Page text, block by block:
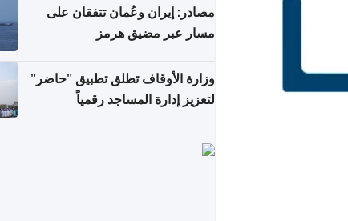
مصادر: إيران وعُمان تتفقان على
مسار عبر مضيق هرمز
وزارة الأوقاف تطلق تطبيق "حاضر"
لتعزيز إدارة المساجد رقمياً